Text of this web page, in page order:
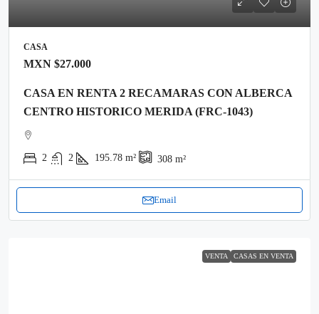
CASA
MXN $27.000
CASA EN RENTA 2 RECAMARAS CON ALBERCA
CENTRO HISTORICO MERIDA (FRC-1043)
2 2 195.78 m² 308 m²
Email
VENTA CASAS EN VENTA